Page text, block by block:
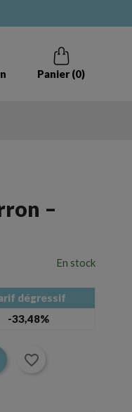
Panier (0)
caisses à vrac
cadeau
–
En stock
dégressif
-33,48%
favorite_border